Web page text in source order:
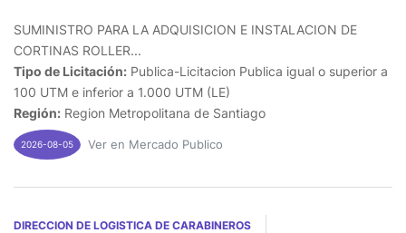
SUMINISTRO PARA LA ADQUISICION E INSTALACION DE
CORTINAS ROLLER...
Tipo de Licitación: Publica-Licitacion Publica igual o superior a
100 UTM e inferior a 1.000 UTM (LE)
Región: Region Metropolitana de Santiago
2026-08-05 Ver en Mercado Publico
DIRECCION DE LOGISTICA DE CARABINEROS